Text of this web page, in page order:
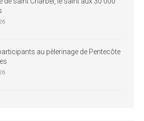
au pèlerinage de Pentecôte